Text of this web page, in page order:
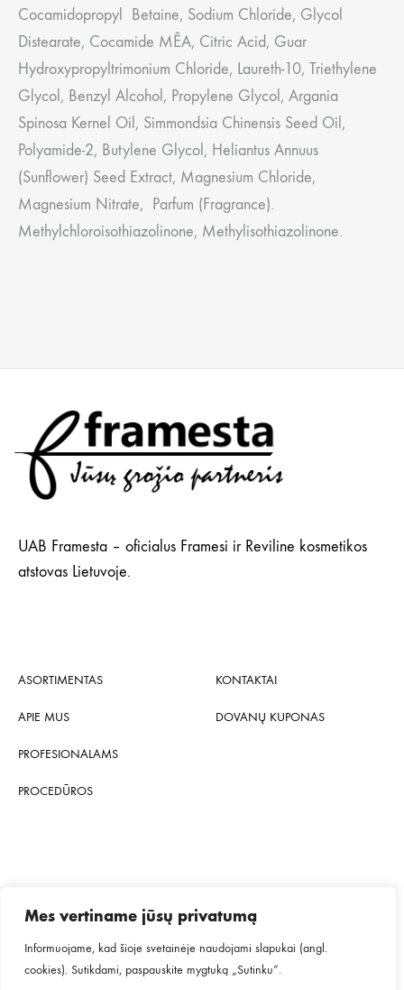
Mes vertiname jūsų privatumą
Informuojame, kad šioje svetainėje naudojami slapukai (angl.
cookies). Sutikdami, paspauskite mygtuką „Sutinku“.
Cocamidopropyl Betaine, Sodium Chloride, Glycol
Distearate, Cocamide MÊA, Citric Acid, Guar
Hydroxypropyltrimonium Chloride, Laureth-10, Triethylene
Glycol, Benzyl Alcohol, Propylene Glycol, Argania
Spinosa Kernel Oil, Simmondsia Chinensis Seed Oil,
Polyamide-2, Butylene Glycol, Heliantus Annuus
(Sunflower) Seed Extract, Magnesium Chloride,
Magnesium Nitrate, Parfum (Fragrance).
Methylchloroisothiazolinone, Methylisothiazolinone.
UAB Framesta – oficialus Framesi ir Reviline kosmetikos
atstovas Lietuvoje.
ASORTIMENTAS
APIE MUS
PROFESIONALAMS
PROCEDŪROS
KONTAKTAI
DOVANŲ KUPONAS
Privatumo politika
Terminai ir sąlygos
Pristatymo informacija